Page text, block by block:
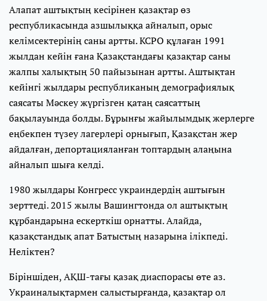
Алапат аштықтың кесірінен қазақтар өз
республикасында азшылыққа айналып, орыс
келімсектерінің саны артты. КСРО құлаған 1991
жылдан кейін ғана Қазақстандағы қазақтар саны
жалпы халықтың 50 пайызынан артты. Аштықтан
кейінгі жылдары республиканың демографиялық
саясаты Мәскеу жүргізген қатаң саясаттың
бақылауында болды. Бұрынғы жайылымдық жерлерге
еңбекпен түзеу лагерлері орнығып, Қазақстан жер
айдалған, депортацияланған топтардың алаңына
айналып шыға келді.
1980 жылдары Конгресс украиндердің аштығын
зерттеді. 2015 жылы Вашингтонда ол аштықтың
құрбандарына ескерткіш орнатты. Алайда,
қазақстандық апат Батыстың назарына ілікпеді.
Неліктен?
Біріншіден, АҚШ-тағы қазақ диаспорасы өте аз.
Украиналықтармен салыстырғанда, қазақтар ол